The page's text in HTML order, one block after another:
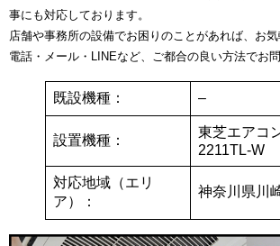
事にも対応しております。
店舗や事務所の設備でお困りのことがあれば、お気
電話・メール・LINEなど、ご都合の良い方法でお
既設機種： –
設置機種：
東芝エアコ
2211TL-W
対応地域（エリ
ア）：
神奈川県川